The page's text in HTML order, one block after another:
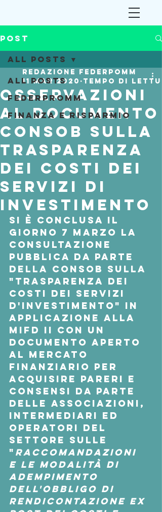
Post
All Posts
Federpromm
Finanza e Risparmio
All Posts
Osservazioni
al documento
Consob sulla
trasparenza
dei costi dei
servizi di
investimento
Redazione Federpomm
11 mar 2020 Tempo di
Si è conclusa il
giorno 7 marzo la
consultazione
pubblica da parte
della Consob sulla
"Trasparenza dei
costi dei servizi
d'Investimento" in
applicazione alla
Mifd II con un
documento aperto
al mercato
finanziario per
acquisire pareri e
consensi da parte
delle associazioni,
intermediari ed
operatori del
settore sulle
" raccomandazioni
e le modalità di
adempimento
dell'obbligo di
rendicontazione ex